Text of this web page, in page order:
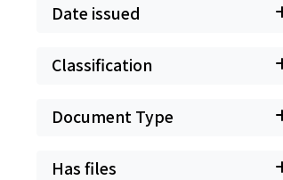
Date issued
Classification
Document Type
Has files